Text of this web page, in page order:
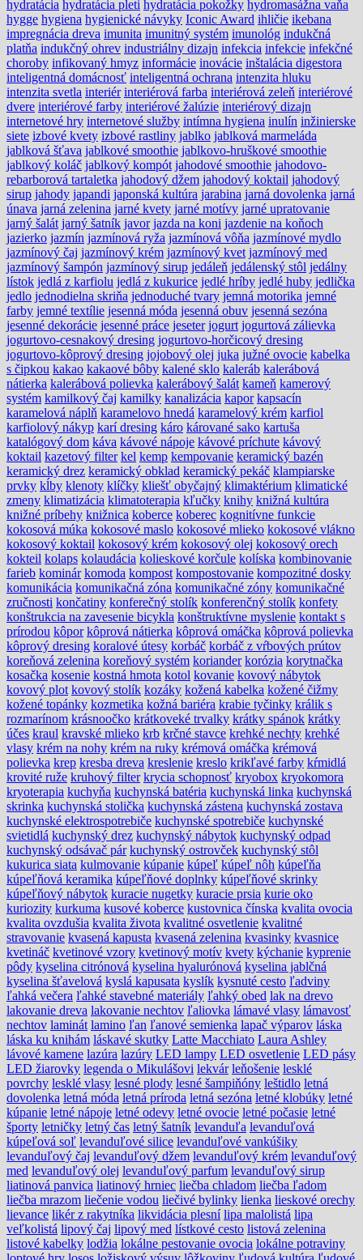
hydratácia hydratácia pleti hydratácia pokožky hydromasážna vaňa
hygge hygiena hygienické návyky Iconic Award ihličie ikebana
impregnácia dreva imunita imunitný systém imunológ indukčná
platňa indukčný ohrev industriálny dizajn infekcia infekcie infekčné
choroby infikovaný hmyz informácie inovácie inštalácia digestora
inteligentná domácnosť inteligentná ochrana intenzita hluku
intenzita svetla interiér interiérová farba interiérová zeleň interiérové
dvere interiérové farby interiérové žalúzie interiérový dizajn
internetové hry internetové služby intímna hygiena inulín inžinierske
siete izbové kvety izbové rastliny jablko jablková marmeláda
jablková šťava jablkové smoothie jablkovo-hruškové smoothie
jablkový koláč jablkový kompót jahodové smoothie jahodovo-
rebarborová tartaletka jahodový džem jahodový koktail jahodový
sirup jahody japandi japonská kultúra jarabina jarná dovolenka jarná
únava jarná zelenina jarné kvety jarné motívy jarné upratovanie
jarný šalát jarný šatník javor jazda na koni jazdenie na koňoch
jazierko jazmín jazmínová ryža jazmínová vôňa jazmínové mydlo
jazmínový čaj jazmínový krém jazmínový kvet jazmínový med
jazmínový šampón jazmínový sirup jedáleň jedálenský stôl jedálny
lístok jedlá z karfiolu jedlá z kukurice jedlé hríby jedlé huby jedlička
jedlo jednodielna skriňa jednoduché tvary jemná motorika jemné
farby jemné textílie jesenná móda jesenná obuv jesenná sezóna
jesenné dekorácie jesenné práce jeseter jogurt jogurtová zálievka
jogurtovo-cesnakový dresing jogurtovo-horčicový dresing
jogurtovo-kôprový dresing jojobový olej juka južné ovocie kabelka
s čipkou kakao kakaové bôby kalené sklo kaleráb kalerábová
nátierka kalerábová polievka kalerábový šalát kameň kamerový
systém kamilkový čaj kamilky kanalizácia kapor kapsacín
karamelová náplň karamelovo hnedá karamelový krém karfiol
karfiolový nákyp karí dresing káro kárované sako kartuša
katalógový dom káva kávové nápoje kávové príchute kávový
koktail kazetový filter kel kemp kempovanie keramický bazén
keramický drez keramický obklad keramický pekáč klampiarske
prvky kĺby klenoty klíčky kliešť obyčajný klimaktérium klimatické
zmeny klimatizácia klimatoterapia kľučky knihy knižná kultúra
knižné príbehy knižnica koberce koberec kognitívne funkcie
kokosová múka kokosové maslo kokosové mlieko kokosové vlákno
kokosový koktail kokosový krém kokosový olej kokosový orech
kokteil kolaps kolaudácia kolieskové korčule kolíska kombinovanie
farieb kominár komoda kompost kompostovanie kompozitné dosky
komunikácia komunikačná zóna komunikačné zóny komunikačné
zručnosti končatiny konferečný stolík konferenčný stolík konfety
konštrukcia na zavesenie bicykla konštruktívne myslenie kontakt s
prírodou kôpor kôprová nátierka kôprová omáčka kôprová polievka
kôprový dresing koralové útesy korbáč korbáč z vŕbových prútov
koreňová zelenina koreňový systém koriander korózia korytnačka
kosačka kosenie kostná hmota kotol kovanie kovový nábytok
kovový plot kovový stolík kozáky kožená kabelka kožené čižmy
kožené topánky kozmetika kožná bariéra krabie tyčinky králik s
rozmarínom krásnoočko krátkoveké trvalky krátky spánok krátky
účes kraul kravské mlieko krb krčné stavce krehké nechty krehké
vlasy krém na nohy krém na ruky krémová omáčka krémová
polievka krep kresba dreva kreslenie kreslo krikľavé farby kŕmidlá
krovité ruže kruhový filter krycia schopnosť kryobox kryokomora
kryoterapia kuchyňa kuchynská batéria kuchynská linka kuchynská
skrinka kuchynská stolička kuchynská zástena kuchynská zostava
kuchynské elektrospotrebiče kuchynské spotrebiče kuchynské
svietidlá kuchynský drez kuchynský nábytok kuchynský odpad
kuchynský odsávač pár kuchynský ostrovček kuchynský stôl
kukurica siata kulmovanie kúpanie kúpeľ kúpeľ nôh kúpeľňa
kúpeľňová keramika kúpeľňové doplnky kúpeľňové skrinky
kúpeľňový nábytok kuracie nugetky kuracie prsia kurie oko
kuriozity kurkuma kusové koberce kustovnica čínska kvalita ovocia
kvalita ovzdušia kvalita života kvalitné osvetlenie kvalitné
stravovanie kvasená kapusta kvasená zelenina kvasinky kvasnice
kvetináč kvetinové vzory kvetinový motív kvety kýchanie kyprenie
pôdy kyselina citrónová kyselina hyalurónová kyselina jablčná
kyselina šťavelová kyslá kapusata kyslík kysnuté cesto ľadviny
ľahká večera ľahké stavebné materiály ľahký obed lak na drevo
lakovanie dreva lakovanie nechtov ľaliovka lámavé vlasy lámavosť
nechtov laminát lamino ľan ľanové semienka lapač výparov láska
láska ku knihám láskavé skutky Latte Macchiato Laura Ashley
lávové kamene lazúra lazúry LED lampy LED osvetlenie LED pásy
LED žiarovky legenda o Mikulášovi lekvár leňošenie lesklé
povrchy lesklé vlasy lesné plody lesné šampiňóny leštidlo letná
dovolenka letná móda letná príroda letná sezóna letné klobúky letné
kúpanie letné nápoje letné odevy letné ovocie letné počasie letné
športy letničky letný čas letný šatník levanduľa levanduľová
kúpeľová soľ levanduľové silice levanduľové vankúšiky
levanduľový čaj levanduľový džem levanduľový krém levanduľový
med levanduľový olej levanduľový parfum levanduľový sirup
liatinová panvica liatinový hrniec liečba chladom liečba ľadom
liečba mrazom liečenie vodou liečivé bylinky lienka lieskové orechy
lievance likér z rakytníka likvidácia plesní lipa malolistá lipa
veľkolistá lipový čaj lipový med lístkové cesto listová zelenina
listové kabelky lodžia lokálne pestovanie ovocia lokálne potraviny